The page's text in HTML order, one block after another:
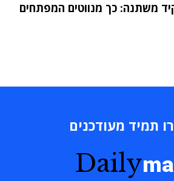
משתנה: כך מנווטים המפתחים
תמיד מעודכנים
Daily